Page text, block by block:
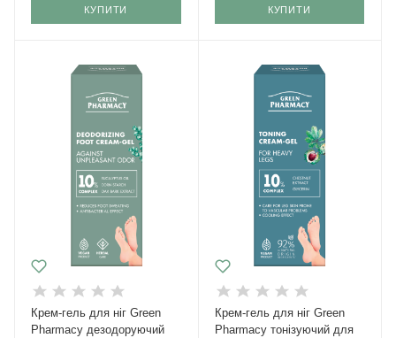
КУПИТИ КУПИТИ
Крем-гель для ніг Green
Рharmacy дезодоруючий
Крем-гель для ніг Green
Рharmacy тонізуючий для